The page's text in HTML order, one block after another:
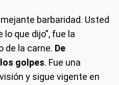
barbaridad. Usted
que dijo”, fue la
de la carne. De
golpes. Fue una
y sigue vigente en